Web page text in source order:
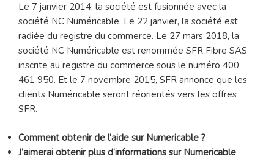
Le 7 janvier 2014, la société est fusionnée avec la
société NC Numéricable. Le 22 janvier, la société est
radiée du registre du commerce. Le 27 mars 2018, la
société NC Numéricable est renommée SFR Fibre SAS
inscrite au registre du commerce sous le numéro 400
461 950. Et le 7 novembre 2015, SFR annonce que les
clients Numéricable seront réorientés vers les offres
SFR.
Comment obtenir de l’aide sur Numericable ?
J’aimerai obtenir plus d’informations sur Numericable